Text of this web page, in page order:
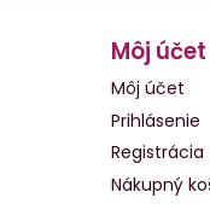
Môj účet
Môj účet
Prihlásenie
Registrácia
Nákupný